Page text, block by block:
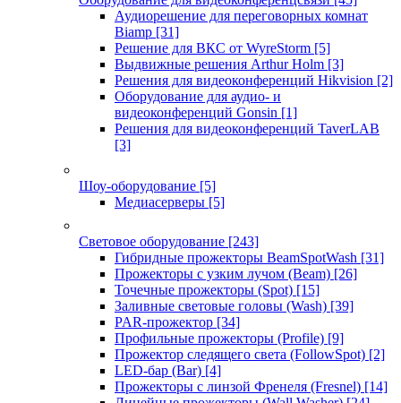
Аудиорешение для переговорных комнат
Biamp [31]
Решение для ВКС от WyreStorm [5]
Выдвижные решения Arthur Holm [3]
Решения для видеоконференций Hikvision [2]
Оборудование для аудио- и
видеоконференций Gonsin [1]
Решения для видеоконференций TaverLAB
[3]
Шоу-оборудование [5]
Медиасерверы [5]
Световое оборудование [243]
Гибридные прожекторы BeamSpotWash [31]
Прожекторы с узким лучом (Beam) [26]
Точечные прожекторы (Spot) [15]
Заливные световые головы (Wash) [39]
PAR-прожектор [34]
Профильные прожекторы (Profile) [9]
Прожектор следящего света (FollowSpot) [2]
LED-бар (Bar) [4]
Прожекторы с линзой Френеля (Fresnel) [14]